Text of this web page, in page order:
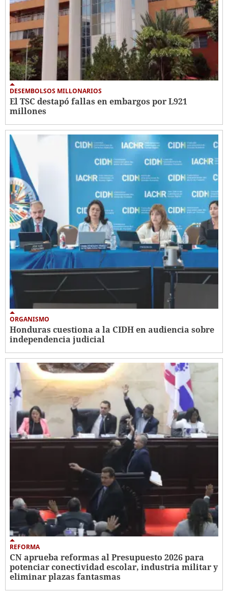
DESEMBOLSOS MILLONARIOS
El TSC destapó fallas en embargos por L921
millones
ORGANISMO
Honduras cuestiona a la CIDH en audiencia sobre
independencia judicial
REFORMA
CN aprueba reformas al Presupuesto 2026 para
potenciar conectividad escolar, industria militar y
eliminar plazas fantasmas